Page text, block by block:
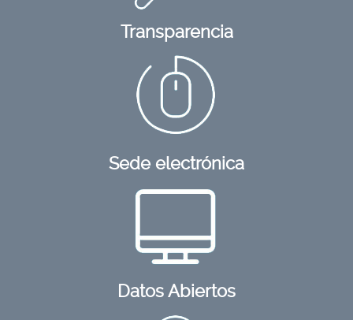
Transparencia
Sede electrónica
Datos Abiertos